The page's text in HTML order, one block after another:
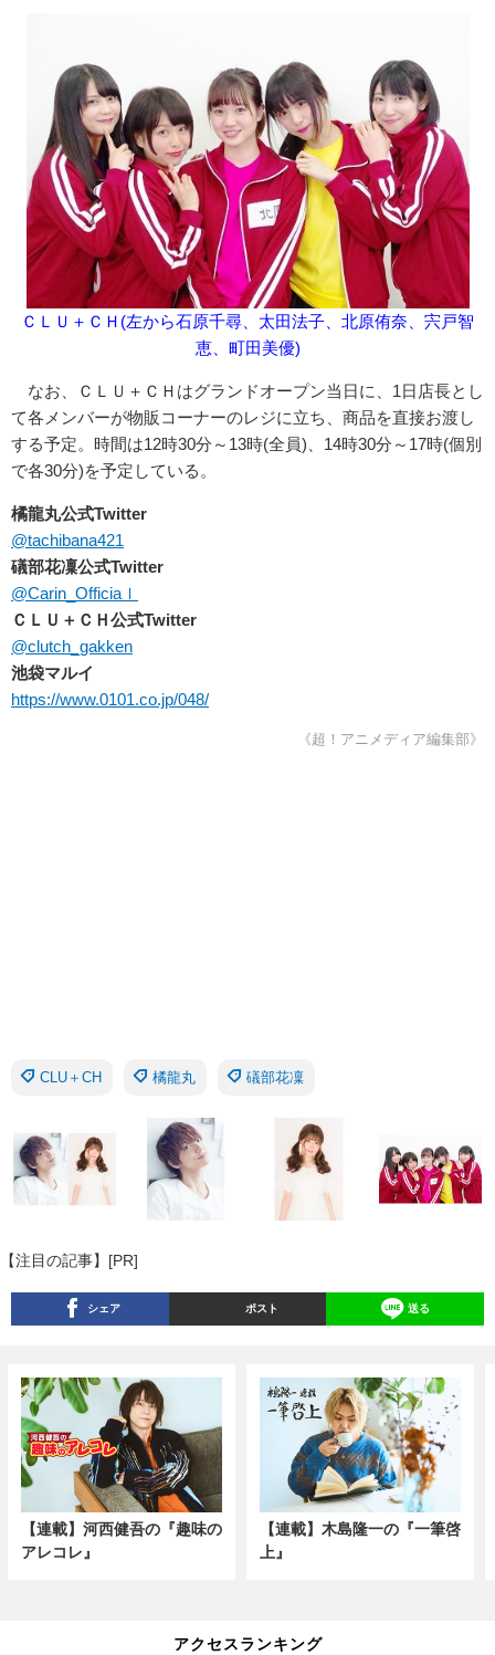
ＣＬＵ＋ＣＨ(左から石原千尋、太田法子、北原侑奈、宍戸智
恵、町田美優)
なお、ＣＬＵ＋ＣＨはグランドオープン当日に、1日店長とし
て各メンバーが物販コーナーのレジに立ち、商品を直接お渡し
する予定。時間は12時30分～13時(全員)、14時30分～17時(個別
で各30分)を予定している。
橘龍丸公式Twitter
@tachibana421
礒部花凜公式Twitter
@Carin_Officiaｌ
ＣＬＵ＋ＣＨ公式Twitter
@clutch_gakken
池袋マルイ
https://www.0101.co.jp/048/
《超！アニメディア編集部》
CLU＋CH 橘龍丸 礒部花凜
【注目の記事】[PR]
シェア ポスト 送る
【連載】河西健吾の『趣味の
アレコレ』
【連載】木島隆一の『一筆啓
上』
アクセスランキング